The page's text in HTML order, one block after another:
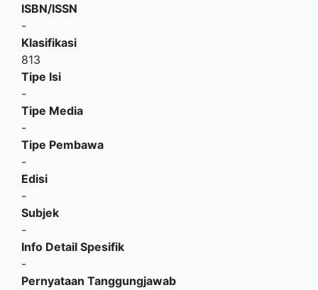
ISBN/ISSN
-
Klasifikasi
813
Tipe Isi
-
Tipe Media
-
Tipe Pembawa
-
Edisi
-
Subjek
-
Info Detail Spesifik
-
Pernyataan Tanggungjawab